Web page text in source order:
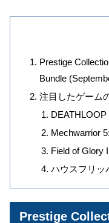
Prestige
Bundle
注目したゲーム
DEATHLOOP
Mechwarrior
Field of Glory
ハウスフリッ
Prestige